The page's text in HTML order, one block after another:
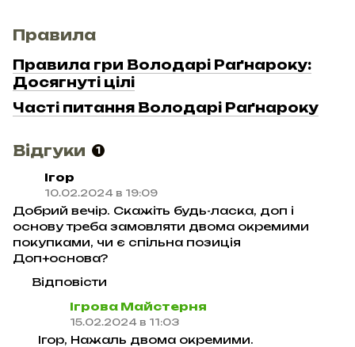
Правила
Правила гри Володарі Раґнароку:
Досягнуті цілі
Часті питання Володарі Раґнароку
Відгуки 1
Ігор
10.02.2024 в 19:09
Добрий вечір. Скажіть будь-ласка, доп і
основу треба замовляти двома окремими
покупками, чи є спільна позиція
Доп+основа?
Відповісти
Ігрова Майстерня
15.02.2024 в 11:03
Ігор, Нажаль двома окремими.